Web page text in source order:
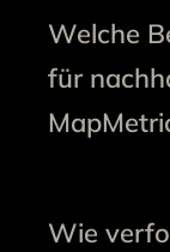
Welche
für
Wie